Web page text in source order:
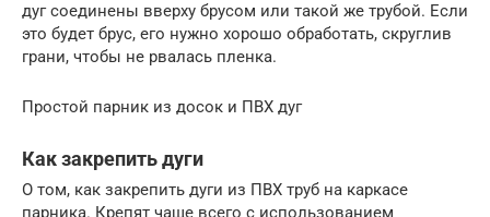
дуг соединены вверху брусом или такой же трубой. Если
это будет брус, его нужно хорошо обработать, скруглив
грани, чтобы не рвалась пленка.
Простой парник из досок и ПВХ дуг
Как закрепить дуги
О том, как закрепить дуги из ПВХ труб на каркасе
парника. Крепят чаще всего с использованием